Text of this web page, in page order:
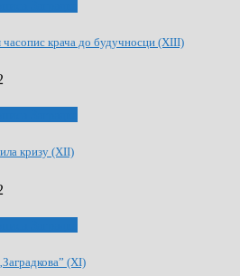
крача до будучносци (XIII)
кризу (XII)
(XI)